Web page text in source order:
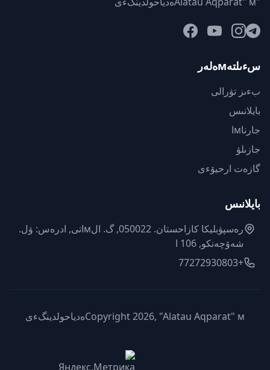
سءىلتەмەلەر
بءىز تۋرالى
بايلانىس
جارناмا
جازىلۋ
گازەت ارحيۆءى
بايلانىس
رەسپۋبليكا كازاحستان. 050022, گ. الмاتى, ادرەس: ۋل.
شەۆچەنكو, 106 ا
+77272930803
Copyright 2026, "Alatau Aqparat" мەدياحولدينگءى